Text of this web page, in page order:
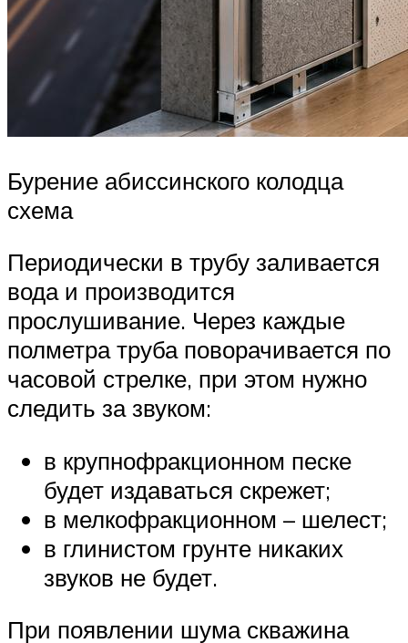
Бурение абиссинского колодца
схема
Периодически в трубу заливается
вода и производится
прослушивание. Через каждые
полметра труба поворачивается по
часовой стрелке, при этом нужно
следить за звуком:
в крупнофракционном песке
будет издаваться скрежет;
в мелкофракционном – шелест;
в глинистом грунте никаких
звуков не будет.
При появлении шума скважина